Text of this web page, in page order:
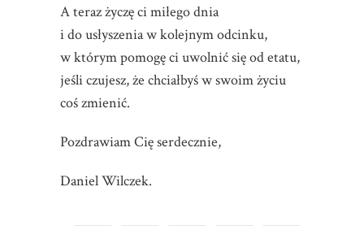
A teraz życzę ci miłego dnia
i do usłyszenia w kolejnym odcinku,
w którym pomogę ci uwolnić się od etatu,
jeśli czujesz, że chciałbyś w swoim życiu
coś zmienić.
Pozdrawiam Cię serdecznie,
Daniel Wilczek.